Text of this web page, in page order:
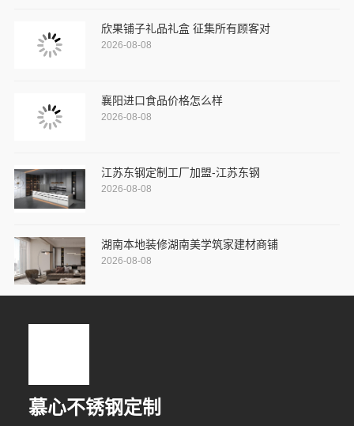
欣果铺子礼品礼盒 征集所有顾客对
2026-08-08
襄阳进口食品价格怎么样
2026-08-08
江苏东钢定制工厂加盟-江苏东钢
2026-08-08
湖南本地装修湖南美学筑家建材商铺
2026-08-08
慕心不锈钢定制